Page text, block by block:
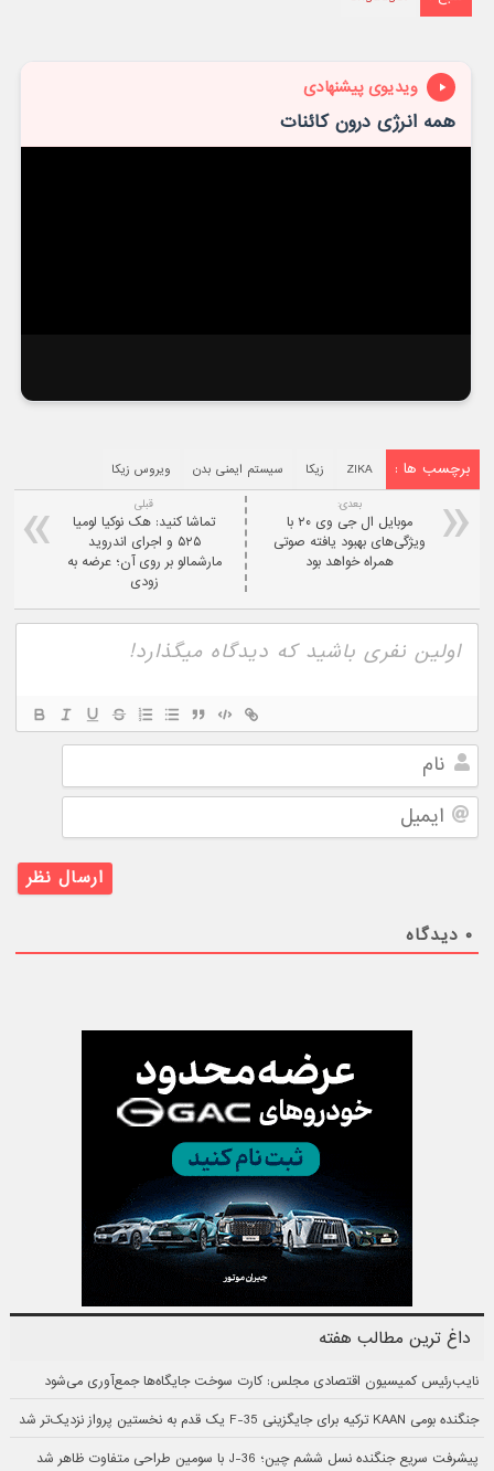
ویدیوی پیشنهادی
همه انرژی درون کائنات
برچسب ها : ZIKA زیکا سیستم ایمنی بدن ویروس زیکا
قبلی
تماشا کنید: هک نوکیا لومیا
۵۲۵ و اجرای اندروید
مارشمالو بر روی آن؛ عرضه به
زودی
بعدی:
موبایل ال جی وی ۲۰ با
ویژگی‌های بهبود یافته صوتی
همراه خواهد بود
نام
ایمیل
۰ دیدگاه
داغ ترین مطالب هفته
نایب‌رئیس کمیسیون اقتصادی مجلس: کارت سوخت جایگاه‌ها جمع‌آوری می‌شود
جنگنده بومی KAAN ترکیه برای جایگزینی F-35 یک قدم به نخستین پرواز نزدیک‌تر شد
پیشرفت سریع جنگنده نسل ششم چین؛ J-36 با سومین طراحی متفاوت ظاهر شد